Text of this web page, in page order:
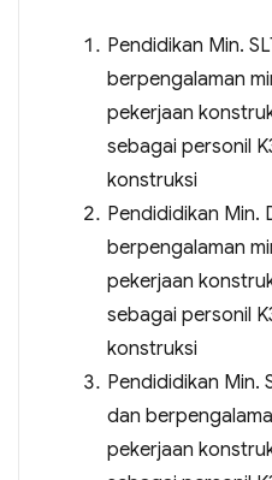
Pendidikan Min.
berpengalaman
pekerjaan
sebagai personil
konstruksi
Pendididikan Min.
berpengalaman
pekerjaan
sebagai personil
konstruksi
Pendididikan Min.
dan
pekerjaan